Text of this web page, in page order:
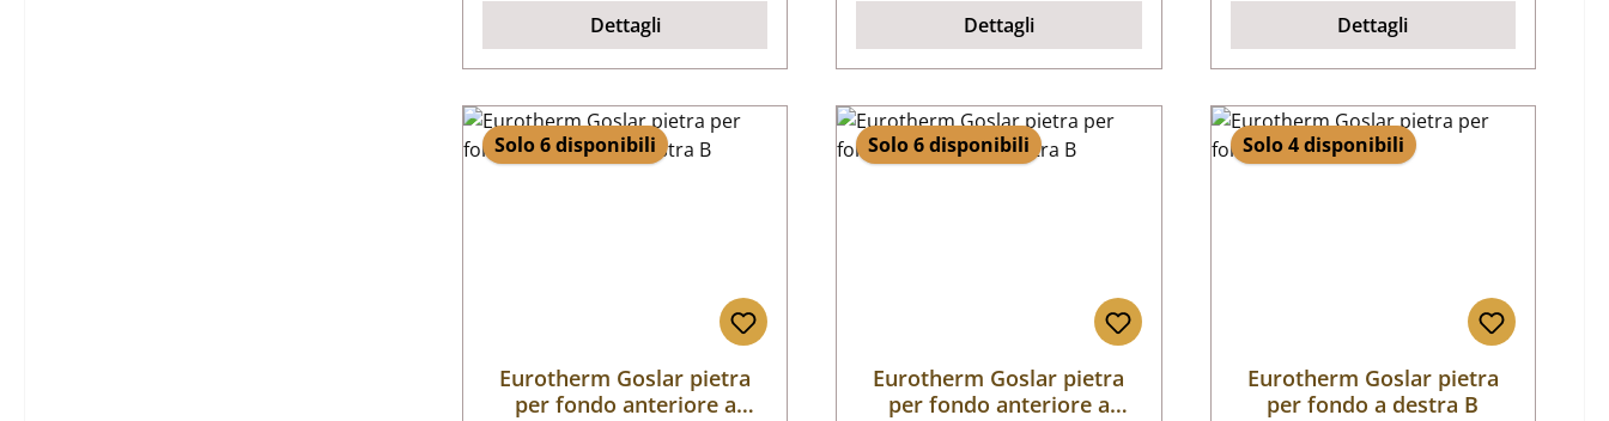
Dettagli Dettagli Dettagli
Solo 6 disponibili
Eurotherm Goslar pietra
per fondo anteriore a
Solo 6 disponibili
Eurotherm Goslar pietra
per fondo anteriore a
Solo 4 disponibili
Eurotherm Goslar pietra
per fondo a destra B